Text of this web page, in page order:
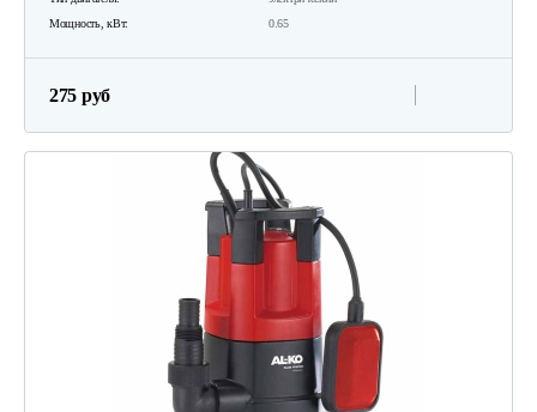
Мощность, кВт:
0.65
275 руб